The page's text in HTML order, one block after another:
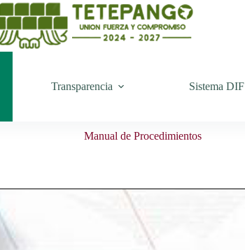
Transparencia Sistema DIF
Manual de Procedimientos